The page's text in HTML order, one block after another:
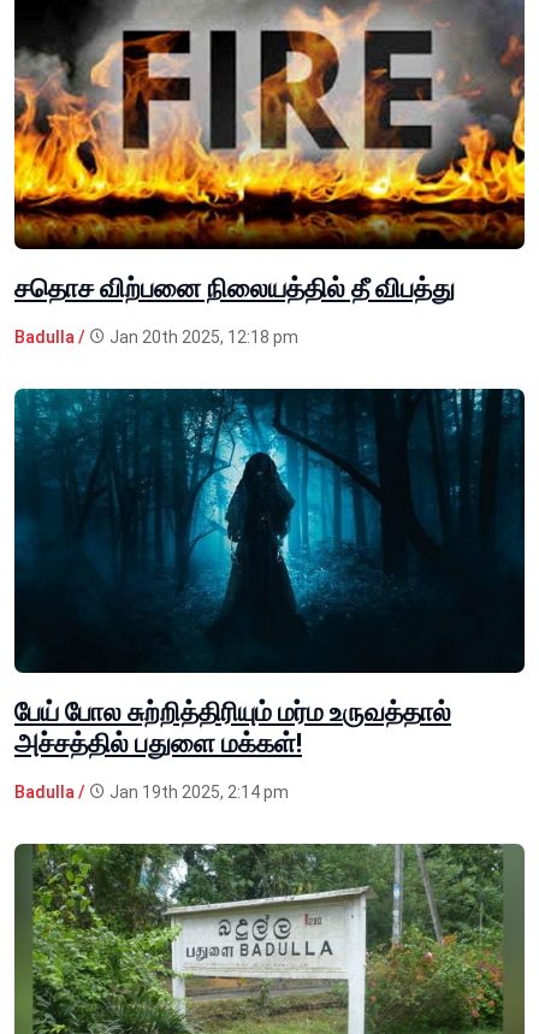
சதொச விற்பனை நிலையத்தில் தீ விபத்து
Badulla / Jan 20th 2025, 12:18 pm
பேய் போல சுற்றித்திரியும் மர்ம உருவத்தால்
அச்சத்தில் பதுளை மக்கள்!
Badulla / Jan 19th 2025, 2:14 pm